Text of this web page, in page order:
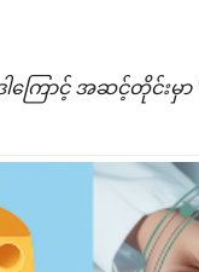
ြောင့် အဆင့်တိုင်းမှာ